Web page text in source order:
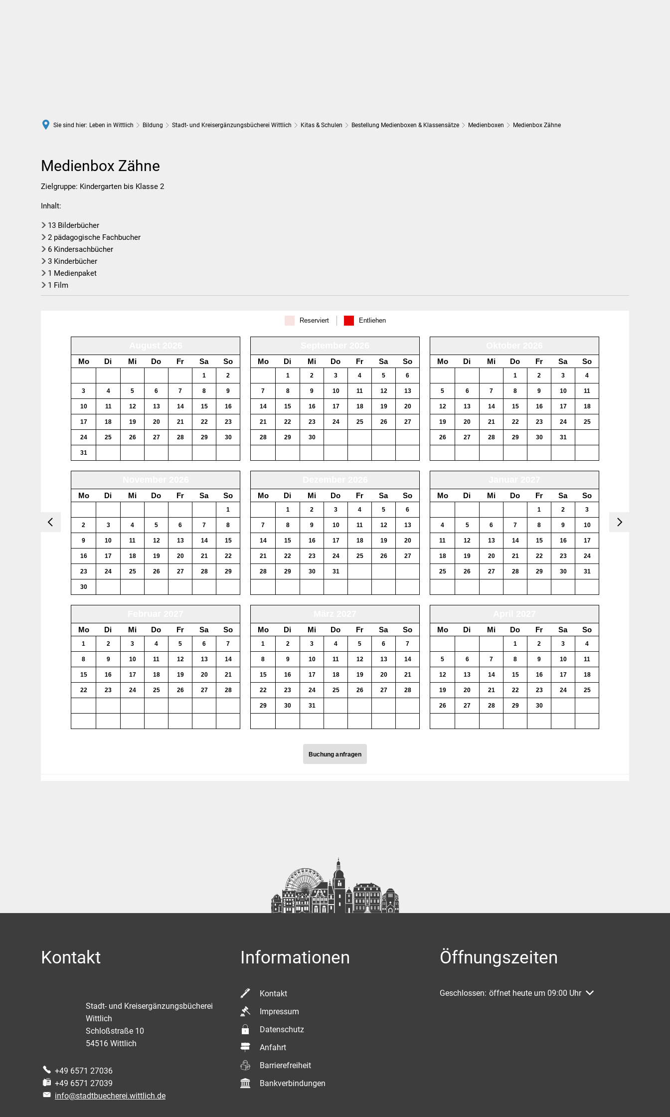
Sie sind hier: Leben in Wittlich Bildung Stadt- und Kreisergänzungsbücherei Wittlich Kitas & Schulen Bestellung Medienboxen & Klassensätze Medienboxen Medienbox Zähne
Medienbox
Zähne
Medienbox Zähne
Zielgruppe: Kindergarten bis Klasse 2
Inhalt:
13 Bilderbücher
2 pädagogische Fachbucher
6 Kindersachbücher
3 Kinderbücher
1 Medienpaket
1 Film
Reserviert Entliehen
Mo Di Mi Do Fr Sa So
1 2
3 4 5 6 7 8 9
10 11 12 13 14 15 16
17 18 19 20 21 22 23
24 25 26 27 28 29 30
31
Mo Di Mi Do Fr Sa So
1 2 3 4 5 6
7 8 9 10 11 12 13
14 15 16 17 18 19 20
21 22 23 24 25 26 27
28 29 30
Mo Di Mi Do Fr Sa So
1 2 3 4
5 6 7 8 9 10 11
12 13 14 15 16 17 18
19 20 21 22 23 24 25
26 27 28 29 30 31
Mo Di Mi Do Fr Sa So
1
2 3 4 5 6 7 8
9 10 11 12 13 14 15
16 17 18 19 20 21 22
23 24 25 26 27 28 29
30
Mo Di Mi Do Fr Sa So
1 2 3 4 5 6
7 8 9 10 11 12 13
14 15 16 17 18 19 20
21 22 23 24 25 26 27
28 29 30 31
Mo Di Mi Do Fr Sa So
1 2 3
4 5 6 7 8 9 10
11 12 13 14 15 16 17
18 19 20 21 22 23 24
25 26 27 28 29 30 31
Mo Di Mi Do Fr Sa So
1 2 3 4 5 6 7
8 9 10 11 12 13 14
15 16 17 18 19 20 21
22 23 24 25 26 27 28
Mo Di Mi Do Fr Sa So
1 2 3 4 5 6 7
8 9 10 11 12 13 14
15 16 17 18 19 20 21
22 23 24 25 26 27 28
29 30 31
Mo Di Mi Do Fr Sa So
1 2 3 4
5 6 7 8 9 10 11
12 13 14 15 16 17 18
19 20 21 22 23 24 25
26 27 28 29 30
Buchung anfragen
E-Mailadresse
Kommentar
Kontakt
Stadt- und Kreisergänzungsbücherei
Wittlich
Schloßstraße 10
54516 Wittlich
+49 6571 27036
+49 6571 27039
info@stadtbuecherei.wittlich.de
Informationen
Kontakt
Impressum
Datenschutz
Anfahrt
Barrierefreiheit
Bankverbindungen
Öffnungszeiten
Klicken, um weitere Öffnungs- oder Schließzeiten auszublenden
Geschlossen: öffnet heute um 09:00 Uhr